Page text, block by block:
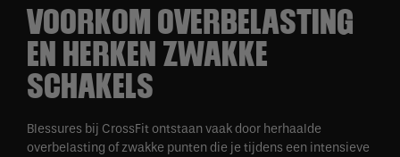
VOORKOM OVERBELASTING
EN HERKEN ZWAKKE
SCHAKELS
Blessures bij CrossFit ontstaan vaak door herhaalde
overbelasting of zwakke punten die je tijdens een intensieve